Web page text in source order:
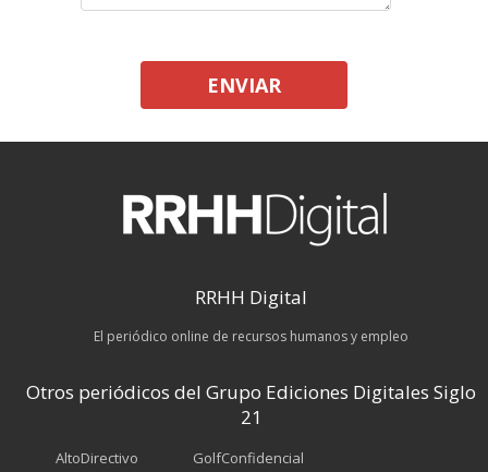
ENVIAR
RRHH Digital
El periódico online de recursos humanos y empleo
Otros periódicos del Grupo Ediciones Digitales Siglo
21
AltoDirectivo
GolfConfidencial